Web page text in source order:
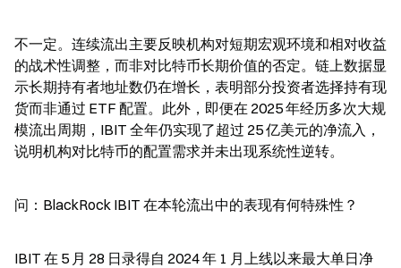
不一定。连续流出主要反映机构对短期宏观环境和相对收益
的战术性调整，而非对比特币长期价值的否定。链上数据显
示长期持有者地址数仍在增长，表明部分投资者选择持有现
货而非通过 ETF 配置。此外，即便在 2025 年经历多次大规
模流出周期，IBIT 全年仍实现了超过 25 亿美元的净流入，
说明机构对比特币的配置需求并未出现系统性逆转。
问：BlackRock IBIT 在本轮流出中的表现有何特殊性？
IBIT 在 5 月 28 日录得自 2024 年 1 月上线以来最大单日净